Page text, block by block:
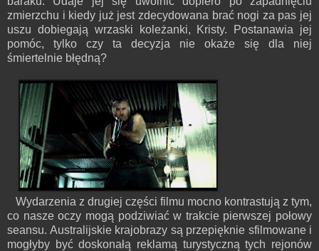
zmierzchu i kiedy już jest zdecydowana brać nogi za pas jej
uszu dobiegają wrzaski koleżanki, Kristy. Postanawia jej
pomóc, tylko czy ta decyzja nie okaże się dla niej
śmiertelnie błędną?
Wydarzenia z drugiej części filmu mocno kontrastują z tym,
co nasze oczy mogą podziwiać w trakcie pierwszej połowy
seansu. Australijskie krajobrazy są przepięknie sfilmowane i
mogłyby być doskonałą reklamą turystyczną tych rejonów